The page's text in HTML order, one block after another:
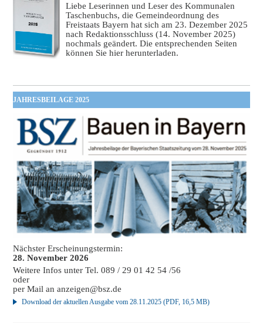
Liebe Leserinnen und Leser des Kommunalen
Taschenbuchs, die Gemeindeordnung des
Freistaats Bayern hat sich am 23. Dezember 2025
nach Redaktionsschluss (14. November 2025)
nochmals geändert. Die entsprechenden Seiten
können Sie hier herunterladen.
JAHRESBEILAGE 2025
Nächster Erscheinungstermin:
28. November 2026
Weitere Infos unter Tel. 089 / 29 01 42 54 /56
oder
per Mail ananzeigen@bsz.de
Download der aktuellen Ausgabe vom 28.11.2025 (PDF, 16,5 MB)